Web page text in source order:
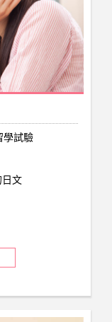
學試驗
日文